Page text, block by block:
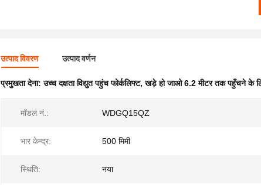
उत्पाद विवरण उत्पाद वर्णन
प्रमुखता देना:उच्च दक्षता विद्युत पहुंच फोर्कलिफ्ट,खड़े हो जाओ 6.2 मीटर तक पहुँचने के
मॉडल नं.: WDGQ15QZ
भार केन्द्र: 500 मिमी
स्थिति: नया